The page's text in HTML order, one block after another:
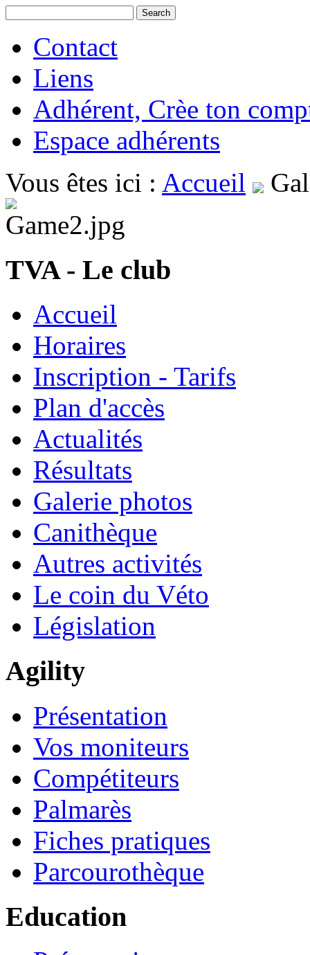
Contact
Liens
Adhérent, Crèe ton
Espace adhérents
Vous êtes ici : Accueil
TVA - Le club
Accueil
Horaires
Inscription - Tarifs
Plan d'accès
Actualités
Résultats
Galerie photos
Canithèque
Autres activités
Le coin du Véto
Législation
Agility
Présentation
Vos moniteurs
Compétiteurs
Palmarès
Fiches pratiques
Parcourothèque
Education